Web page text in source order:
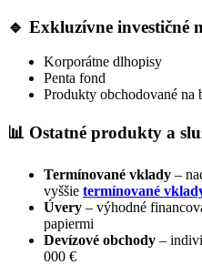
🔹 Exkluzívne investičné
Korporátne dlhopisy
Penta fond
Produkty obchodované na
📊 Ostatné produkty a
Termínované vklady –
vyššie termínované
Úvery – výhodné
papiermi
Devízové obchody –
000 €